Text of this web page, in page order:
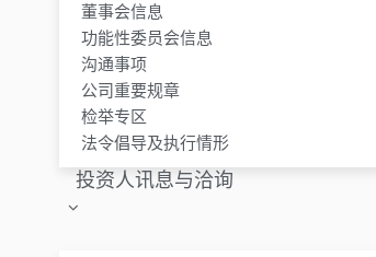
董事会信息
功能性委员会信息
沟通事项
公司重要规章
检举专区
法令倡导及执行情形
投资人讯息与洽询